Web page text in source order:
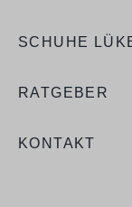
SCHUHE
RATGEBER
KONTAKT